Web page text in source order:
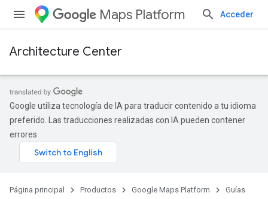
Maps Platform Acceder
Architecture Center
Google utiliza tecnología de IA para traducir contenido a tu idioma
preferido. Las traducciones realizadas con IA pueden contener
errores.
Página principal Productos Google Maps Platform
Guías